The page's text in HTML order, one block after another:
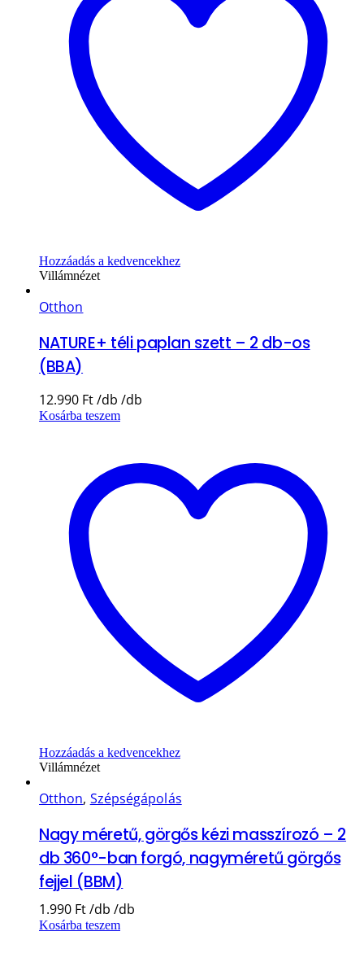
Hozzáadás a kedvencekhez
Villámnézet
Otthon
NATURE+ téli paplan szett – 2 db-os
(BBA)
12.990 Ft
Kosárba teszem
Hozzáadás a kedvencekhez
Villámnézet
Otthon, Szépségápolás
Nagy méretű, görgős kézi masszírozó – 2
db 360°-ban forgó, nagyméretű görgős
fejjel (BBM)
1.990 Ft
Kosárba teszem